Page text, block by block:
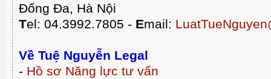
Đống Đa, Hà Nội
Tel: 04.3992.7805 - Email:
Về Tuệ Nguyễn Legal
- Hồ sơ Năng lực tư vấn